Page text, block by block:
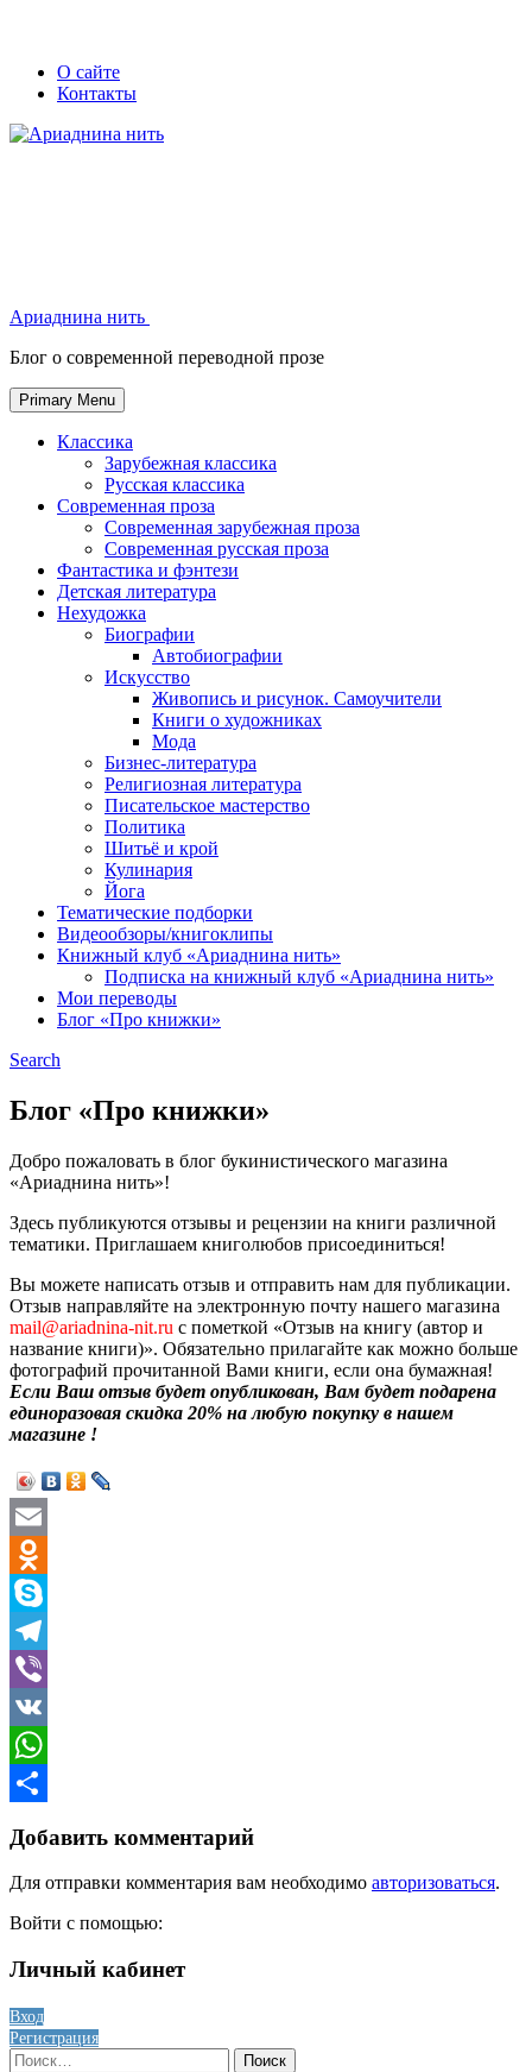
Skip
Secondary
left
navigation
Secondary
right
navigation
О сайте
Контакты
Ариаднина нить
Блог о современной переводной прозе
Primary Menu
Классика
Зарубежная классика
Русская классика
Современная проза
Современная зарубежная проза
Современная русская проза
Фантастика и фэнтези
Детская литература
Нехудожка
Биографии
Автобиографии
Искусство
Живопись и рисунок. Самоучители
Книги о художниках
Мода
Бизнес-литература
Религиозная литература
Писательское мастерство
Политика
Шитьё и крой
Кулинария
Йога
Тематические подборки
Видеообзоры/книгоклипы
Книжный клуб «Ариаднина нить»
Подписка на книжный клуб «Ариаднина нить»
Мои переводы
Блог «Про книжки»
Search
Блог «Про книжки»
Добро пожаловать в блог букинистического магазина
«Ариаднина нить»!
Здесь публикуются отзывы и рецензии на книги различной
тематики. Приглашаем книголюбов присоединиться!
Вы можете написать отзыв и отправить нам для публикации.
Отзыв направляйте на электронную почту нашего магазина
mail@ariadnina-nit.ru с пометкой «Отзыв на книгу (автор и
название книги)». Обязательно прилагайте как можно больше
фотографий прочитанной Вами книги, если она бумажная!
Если Ваш отзыв будет опубликован, Вам будет подарена
единоразовая скидка 20% на любую покупку в нашем
магазине !
Email
Odnoklassniki
Skype
Telegram
Viber
VK
WhatsApp
Добавить комментарий
Для отправки комментария вам необходимо авторизоваться.
Войти с помощью:
Личный кабинет
Вход
Регистрация
Найти: